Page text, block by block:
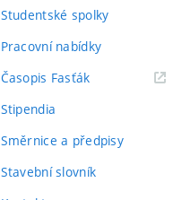
Studentské spolky
Pracovní nabídky
Časopis Fasťák(externí
Stipendia
Směrnice a předpisy
Stavební slovník